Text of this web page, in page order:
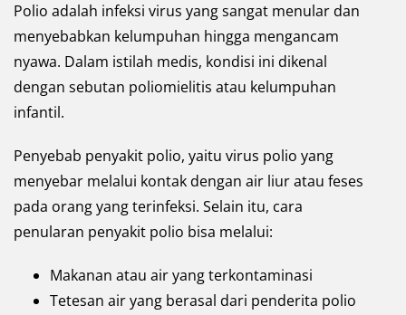
Polio adalah infeksi virus yang sangat menular dan
menyebabkan kelumpuhan hingga mengancam
nyawa. Dalam istilah medis, kondisi ini dikenal
dengan sebutan poliomielitis atau kelumpuhan
infantil.
Penyebab penyakit polio, yaitu virus polio yang
menyebar melalui kontak dengan air liur atau feses
pada orang yang terinfeksi. Selain itu, cara
penularan penyakit polio bisa melalui:
Makanan atau air yang terkontaminasi
Tetesan air yang berasal dari penderita polio